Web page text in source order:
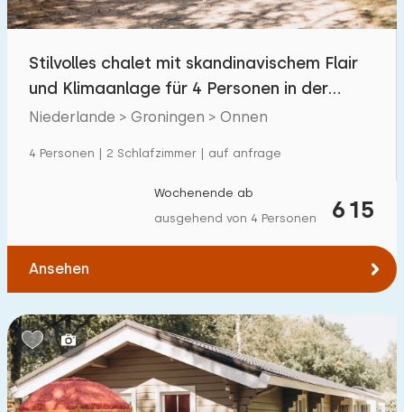
Stilvolles chalet mit skandinavischem Flair
und Klimaanlage für 4 Personen in der
Natur
Niederlande > Groningen > Onnen
4 Personen | 2 Schlafzimmer | auf anfrage
615
Wochenende ab
ausgehend von 4 Personen
Ansehen